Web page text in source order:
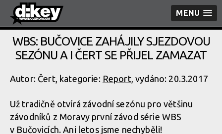
MENU
WBS: BUČOVICE ZAHÁJILY SJEZDOVOU
SEZÓNU A I ČERT SE PŘIJEL ZAMAZAT
Autor: Čert, kategorie: Report, vydáno: 20.3.2017
Už tradičně otvírá závodní sezónu pro většinu
závodníků z Moravy první závod série WBS
v Bučovicích. Ani letos jsme nechyběli!